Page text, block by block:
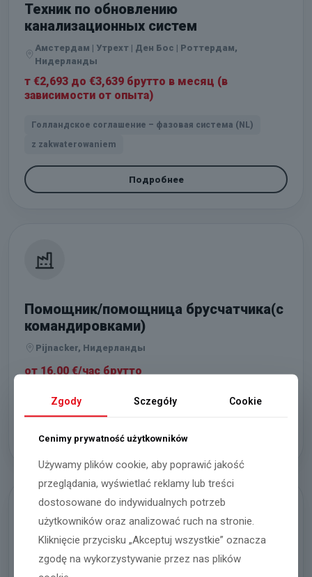
Техник по обновлению
канализационных систем
Амстердам | Утрехт | Ден Бос | Роттердам,
Нидерланды
т €2,693 до €3,639 брутто в месяц (в
зависимости от опыта)
Голландское соглашение – фазовая система (NL)
z zakwaterowaniem
Подробнее
Помощник/помощница брусчатчика(с
командировками)
Pijnacker, Нидерланды
от 16,00 €/час брутто
Голландское соглашение – фазовая система (NL)
Подробнее
Помощник/помощница монтажника
Zgody Sczegóły Cookie
Cenimy prywatność użytkowników
Używamy plików cookie, aby poprawić jakość
przeglądania, wyświetlać reklamy lub treści
dostosowane do indywidualnych potrzeb
użytkowników oraz analizować ruch na stronie.
Kliknięcie przycisku „Akceptuj wszystkie” oznacza
zgodę na wykorzystywanie przez nas plików